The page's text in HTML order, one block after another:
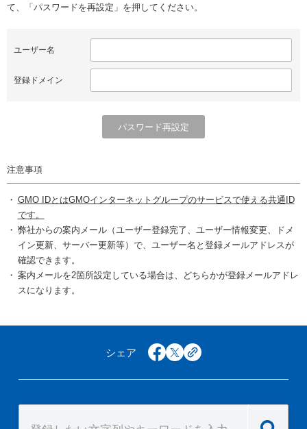
て、「パスワードを再設定」を押してください。
ユーザー名
登録ドメイン
注意事項
GMO IDとはGMOインターネットグループのサービスで使える共通ID
です。
弊社からの案内メール（ユーザー登録完了、ユーザー情報変更、ドメ
イン更新、サーバー更新等）で、ユーザー名と登録メールアドレスが
確認できます。
案内メールを2箇所設定している場合は、どちらかが登録メールアドレ
スになります。
シェア facebook
x copy